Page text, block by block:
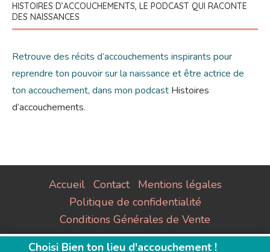
HISTOIRES D’ACCOUCHEMENTS, LE PODCAST QUI RACONTE
DES NAISSANCES
Retrouve des récits d’accouchements inspirants pour
reprendre ton pouvoir sur la naissance et être actrice de
ton accouchement, dans mon podcast Histoires
d’accouchements.
Accueil Contact
Mentions légales
Politique de confidentialité
Conditions Générales de Vente
© Naissance NonViolente. All Rights Reserved.
Choisi Bien ton lieu d'accouchement !